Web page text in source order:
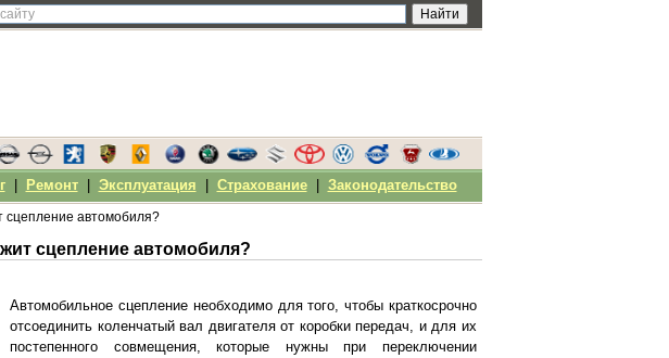
сцепление автомобиля?
сцепление автомобиля?
Автомобильное сцепление необходимо для того, чтобы краткосрочно
отсоединить коленчатый вал двигателя от коробки передач, и для их
постепенного совмещения, которые нужны при переключении
| Ремонт| Эксплуатация Страхование| Законодательство